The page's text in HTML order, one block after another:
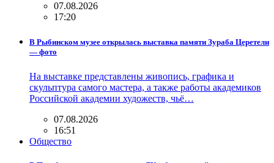
07.08.2026
17:20
В Рыбинском музее открылась выставка памяти Зураба Церетели
— фото
На выставке представлены живопись, графика и
скульптура самого мастера, а также работы академиков
Российской академии художеств, чьё…
07.08.2026
16:51
Общество